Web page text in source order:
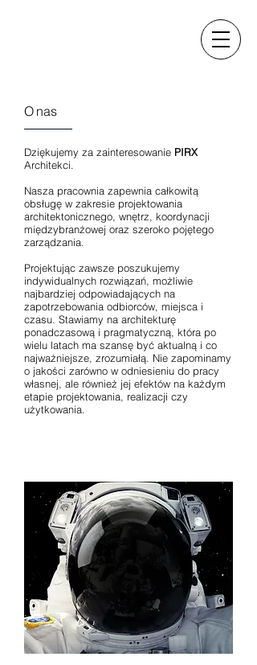
O nas
Dziękujemy za zainteresowanie PIRX
Architekci.
Nasza pracownia zapewnia całkowitą
obsługę w zakresie projektowania
architektonicznego, wnętrz, koordynacji
międzybranżowej oraz szeroko pojętego
zarządzania.
Projektując zawsze poszukujemy
indywidualnych rozwiązań, możliwie
najbardziej odpowiadających na
zapotrzebowania odbiorców, miejsca i
czasu. Stawiamy na architekturę
ponadczasową i pragmatyczną, która po
wielu latach ma szansę być aktualną i co
najważniejsze, zrozumiałą. Nie zapominamy
o jakości zarówno w odniesieniu do pracy
własnej, ale również jej efektów na każdym
etapie projektowania, realizacji czy
użytkowania.